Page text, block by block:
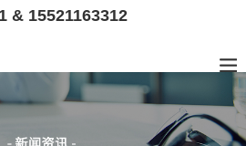
& 15521163312